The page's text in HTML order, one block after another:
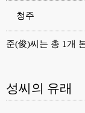
청주
준(俊)씨는 총 1개
성씨의 유래